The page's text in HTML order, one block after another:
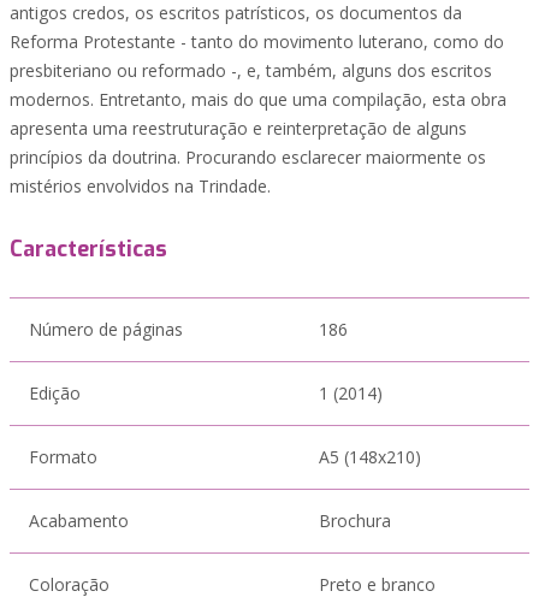
antigos credos, os escritos patrísticos, os documentos da
Reforma Protestante - tanto do movimento luterano, como do
presbiteriano ou reformado -, e, também, alguns dos escritos
modernos. Entretanto, mais do que uma compilação, esta obra
apresenta uma reestruturação e reinterpretação de alguns
princípios da doutrina. Procurando esclarecer maiormente os
mistérios envolvidos na Trindade.
Características
Número de páginas 186
Edição 1 (2014)
Formato A5 (148x210)
Acabamento Brochura
Coloração Preto e branco